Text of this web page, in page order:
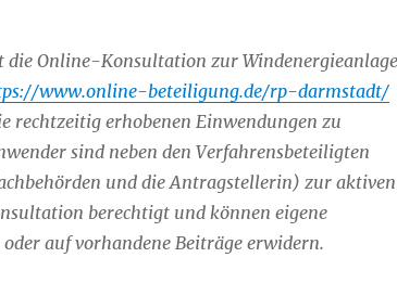
die Online-Konsultation zur Windenergieanlage
www.online-beteiligung.de/rp-darmstadt/
rechtzeitig erhobenen Einwendungen zu
sind neben den Verfahrensbeteiligten
und die Antragstellerin) zur aktiven
berechtigt und können eigene
auf vorhandene Beiträge erwidern.